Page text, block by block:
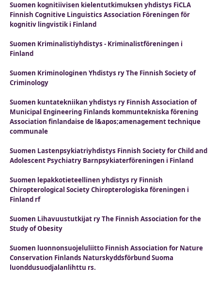
Suomen kognitiivisen kielentutkimuksen yhdistys FiCLA
Finnish Cognitive Linguistics Association Föreningen för
kognitiv lingvistik i Finland
Suomen Kriminalistiyhdistys - Kriminalistföreningen i
Finland
Suomen Kriminologinen Yhdistys ry The Finnish Society of
Criminology
Suomen kuntatekniikan yhdistys ry Finnish Association of
Municipal Engineering Finlands kommuntekniska förening
Association finlandaise de l&apos;amenagement technique
communale
Suomen Lastenpsykiatriyhdistys Finnish Society for Child and
Adolescent Psychiatry Barnpsykiaterföreningen i Finland
Suomen lepakkotieteellinen yhdistys ry Finnish
Chiropterological Society Chiropterologiska föreningen i
Finland rf
Suomen Lihavuustutkijat ry The Finnish Association for the
Study of Obesity
Suomen luonnonsuojeluliitto Finnish Association for Nature
Conservation Finlands Naturskyddsförbund Suoma
luonddusuodjalanlihttu rs.